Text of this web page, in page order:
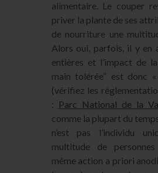
alimentaire. Le couper
priver la plante de ses
de nourriture une
Alors oui, parfois, il y en
entières et l’impact de
main tolérée” est donc
(vérifiez les
: Parc National de la
comme la plupart du
n’est pas l’individu
multitude de
même action a priori